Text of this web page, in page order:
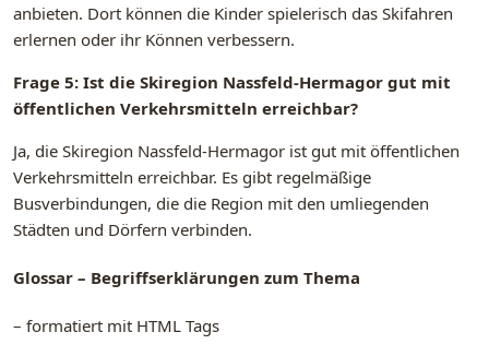
anbieten. Dort können die Kinder spielerisch das Skifahren
erlernen oder ihr Können verbessern.
Frage 5: Ist die Skiregion Nassfeld-Hermagor gut mit
öffentlichen Verkehrsmitteln erreichbar?
Ja, die Skiregion Nassfeld-Hermagor ist gut mit öffentlichen
Verkehrsmitteln erreichbar. Es gibt regelmäßige
Busverbindungen, die die Region mit den umliegenden
Städten und Dörfern verbinden.
Glossar – Begriffserklärungen zum Thema
– formatiert mit HTML Tags